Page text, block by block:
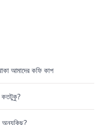
আমাদের কফি কাপ
কতটুকু?
অন্যকিছু?